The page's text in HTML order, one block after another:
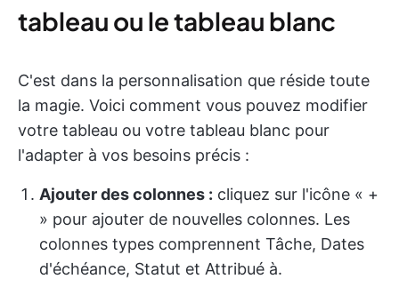
tableau ou le tableau blanc
C'est dans la personnalisation que réside toute
la magie. Voici comment vous pouvez modifier
votre tableau ou votre tableau blanc pour
l'adapter à vos besoins précis :
Ajouter des colonnes : cliquez sur l'icône « +
» pour ajouter de nouvelles colonnes. Les
colonnes types comprennent Tâche, Dates
d'échéance, Statut et Attribué à.